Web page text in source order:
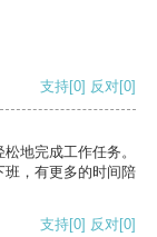
支持[0] 反对[0]
地完成工作任务。
班，有更多的时间陪
支持[0] 反对[0]